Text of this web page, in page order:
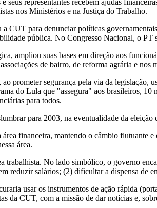
seus representantes recebem ajudas
nos Ministérios e na Justiça do Trabalho.
CUT para denunciar políticas
pública. No Congresso Nacional, o
ampliou suas bases em direção aos
de bairro, de reforma agrária e nos
prometer segurança pela via da legislação,
do Lula que "assegura" aos brasileiros,
para todos.
para 2003, na eventualidade da eleição
área financeira, mantendo o câmbio flutuante
área.
trabalhista. No lado simbólico, o governo
reduzir salários; (2) dificultar a dispensa de
usar os instrumentos de ação rápida
da CUT, com a missão de dar notícias e,